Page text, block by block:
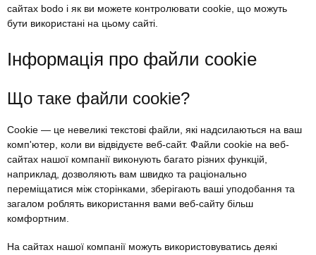
сайтах bodo і як ви можете контролювати cookie, що можуть
бути використані на цьому сайті.
Інформація про файли cookie
Що таке файли cookie?
Cookie — це невеликі текстові файли, які надсилаються на ваш
комп'ютер, коли ви відвідуєте веб-сайт. Файли cookie на веб-
сайтах нашої компанії виконують багато різних функцій,
наприклад, дозволяють вам швидко та раціонально
переміщатися між сторінками, зберігають ваші уподобання та
загалом роблять використання вами веб-сайту більш
комфортним.
На сайтах нашої компанії можуть використовуватись деякі